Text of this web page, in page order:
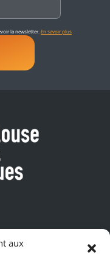
aux
la newsletter. En savoir plus